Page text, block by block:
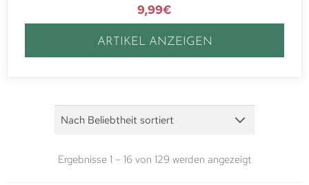
9,99€
ARTIKEL ANZEIGEN
Ergebnisse 1 – 16 von 129 werden angezeigt